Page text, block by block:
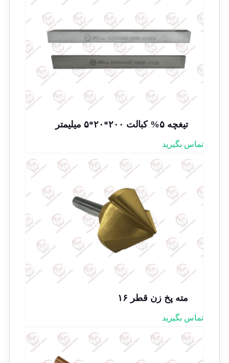
تیغچه ۵% کبالت ۲۰۰*۲۰*۵ میلیمتر
تماس بگیرید
مته پخ زن قطر ۱۶
تماس بگیرید